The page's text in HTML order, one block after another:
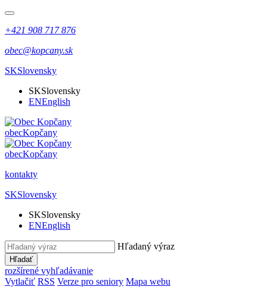
+421 908 717 876
obec@kopcany.sk
SKSlovensky
SKSlovensky
ENEnglish
obecKopčany
obecKopčany
kontakty
SKSlovensky
SKSlovensky
ENEnglish
Hľadaný výraz
Hľadať
rozšírené vyhľadávanie
Vytlačiť RSS Verze pro seniory Mapa webu